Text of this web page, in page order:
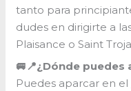
tanto para
dudes en dirigirte a
Plaisance o Saint
🚐📍¿Dónde
Puedes aparcar en el